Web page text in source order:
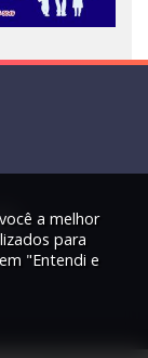
a melhor
para
"Entendi e